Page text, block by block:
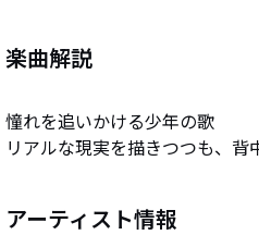
楽曲解説
憧れを追いかける少年の歌
リアルな現実を描きつつも、背
アーティスト情報